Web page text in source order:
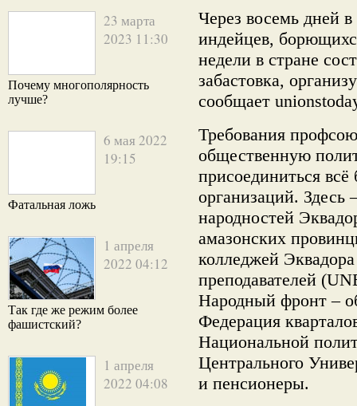
23 марта
2023 11:30
Почему многополярность
лучше?
6 мая 2022
19:15
Фатальная ложь
1 апреля
2022 04:12
Так где же режим более
фашистский?
1 апреля
2022 04:08
Через восемь дней
индейцев,
недели в стране
забастовка,
сообщает
Требования
общественную
присоединиться
организаций. Здесь
народностей
амазонских
колледжей
преподавателей
Народный фронт –
Федерация
Национальной
Центрального
и пенсионеры.